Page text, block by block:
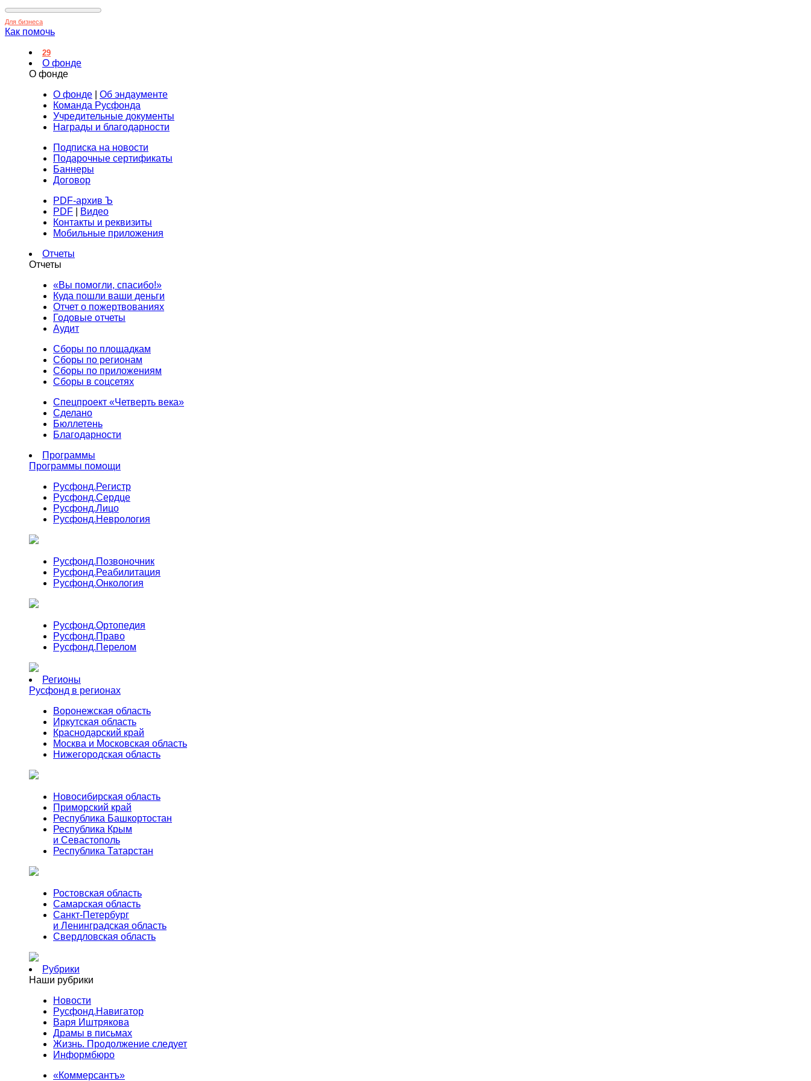
Для бизнеса
Как помочь
29
О фонде
О фонде
О фонде
Об эндаументе
Команда Русфонда
Учредительные документы
Награды и благодарности
Подписка на новости
Подарочные сертификаты
Баннеры
Договор
PDF-архив Ъ
PDF
Видео
Контакты и реквизиты
Мобильные приложения
Отчеты
Отчеты
«Вы помогли, спасибо!»
Куда пошли ваши деньги
Отчет о пожертвованиях
Годовые отчеты
Аудит
Сборы по площадкам
Сборы по регионам
Сборы по приложениям
Сборы в соцсетях
Спецпроект «Четверть века»
Сделано
Бюллетень
Благодарности
Программы
Программы помощи
Русфонд.Регистр
Русфонд.Сердце
Русфонд.Лицо
Русфонд.Неврология
Русфонд.Позвоночник
Русфонд.Реабилитация
Русфонд.Онкология
Русфонд.Ортопедия
Русфонд.Право
Русфонд.Перелом
Регионы
Русфонд в регионах
Воронежская область
Иркутская область
Краснодарский край
Москва и Московская область
Нижегородская область
Новосибирская область
Приморский край
Республика Башкортостан
Республика Крым
и Севастополь
Республика Татарстан
Ростовская область
Самарская область
Санкт-Петербург
и Ленинградская область
Свердловская область
Рубрики
Наши рубрики
Новости
Русфонд.Навигатор
Варя Иштрякова
Драмы в письмах
Жизнь. Продолжение следует
Информбюро
«Коммерсантъ»